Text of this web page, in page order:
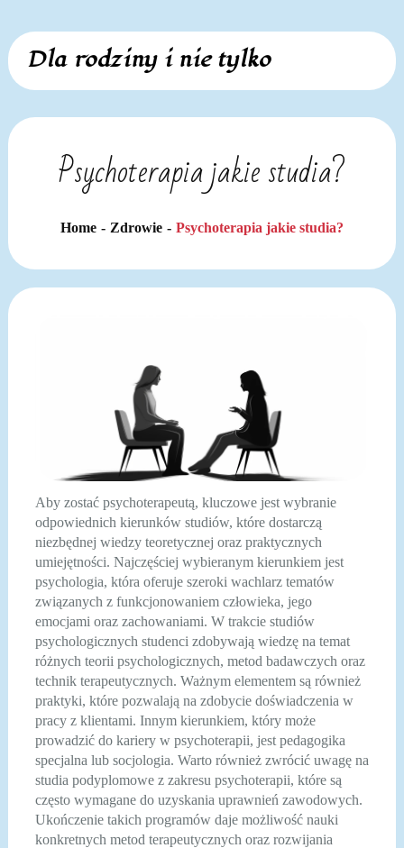
Skip
content
Dla rodziny i nie tylko
Psychoterapia jakie studia?
Home Zdrowie Psychoterapia jakie studia?
Aby zostać psychoterapeutą, kluczowe jest wybranie
odpowiednich kierunków studiów, które dostarczą
niezbędnej wiedzy teoretycznej oraz praktycznych
umiejętności. Najczęściej wybieranym kierunkiem jest
psychologia, która oferuje szeroki wachlarz tematów
związanych z funkcjonowaniem człowieka, jego
emocjami oraz zachowaniami. W trakcie studiów
psychologicznych studenci zdobywają wiedzę na temat
różnych teorii psychologicznych, metod badawczych oraz
technik terapeutycznych. Ważnym elementem są również
praktyki, które pozwalają na zdobycie doświadczenia w
pracy z klientami. Innym kierunkiem, który może
prowadzić do kariery w psychoterapii, jest pedagogika
specjalna lub socjologia. Warto również zwrócić uwagę na
studia podyplomowe z zakresu psychoterapii, które są
często wymagane do uzyskania uprawnień zawodowych.
Ukończenie takich programów daje możliwość nauki
konkretnych metod terapeutycznych oraz rozwijania